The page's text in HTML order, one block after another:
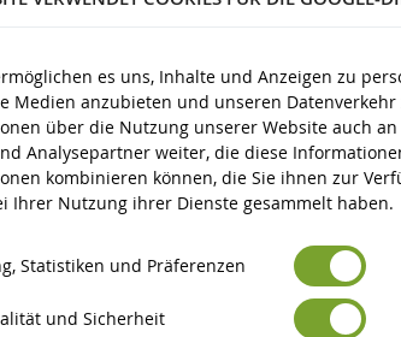
es uns, Inhalte und Anzeigen zu
Medien anzubieten und unseren
über die Nutzung unserer Website auch
Analysepartner weiter, die diese
kombinieren können, die Sie ihnen zur
Ihrer Nutzung ihrer Dienste gesammelt haben.
Statistiken und Präferenzen
und Sicherheit